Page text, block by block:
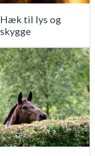
Hæk til lys og
skygge